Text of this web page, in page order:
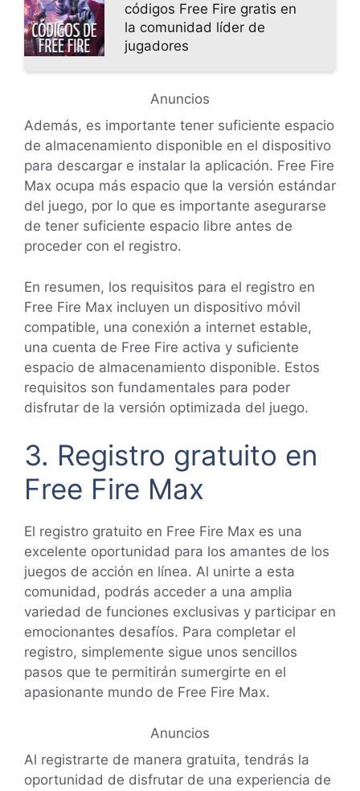
códigos Free Fire gratis en
la comunidad líder de
jugadores
Anuncios
Además, es importante tener suficiente espacio
de almacenamiento disponible en el dispositivo
para descargar e instalar la aplicación. Free Fire
Max ocupa más espacio que la versión estándar
del juego, por lo que es importante asegurarse
de tener suficiente espacio libre antes de
proceder con el registro.
En resumen, los requisitos para el registro en
Free Fire Max incluyen un dispositivo móvil
compatible, una conexión a internet estable,
una cuenta de Free Fire activa y suficiente
espacio de almacenamiento disponible. Estos
requisitos son fundamentales para poder
disfrutar de la versión optimizada del juego.
3. Registro gratuito en
Free Fire Max
El registro gratuito en Free Fire Max es una
excelente oportunidad para los amantes de los
juegos de acción en línea. Al unirte a esta
comunidad, podrás acceder a una amplia
variedad de funciones exclusivas y participar en
emocionantes desafíos. Para completar el
registro, simplemente sigue unos sencillos
pasos que te permitirán sumergirte en el
apasionante mundo de Free Fire Max.
Anuncios
Al registrarte de manera gratuita, tendrás la
oportunidad de disfrutar de una experiencia de